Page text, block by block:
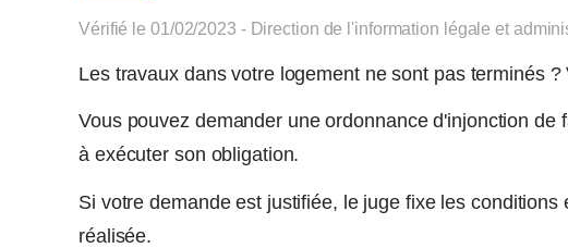
Vérifié le 01/02/2023 - Direction de l'information légale et
Les travaux dans votre logement ne sont pas terminés
Vous pouvez demander une ordonnance d'injonction
à exécuter son obligation.
Si votre demande est justifiée, le juge fixe les
réalisée.